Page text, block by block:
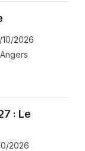
2026
: Le
2026